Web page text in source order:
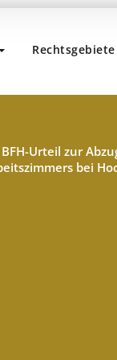
Rechtsgebiete
Urteil zur
bei